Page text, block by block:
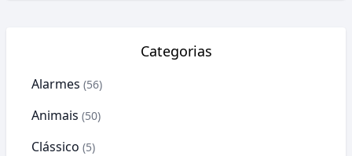
Categorias
Alarmes (56)
Animais (50)
Clássico (5)